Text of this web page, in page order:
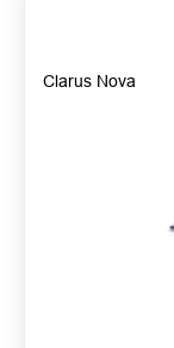
Clarus Nova